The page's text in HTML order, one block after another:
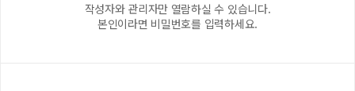
작성자와 관리자만 열람하실 수 있습니다.
본인이라면 비밀번호를 입력하세요.